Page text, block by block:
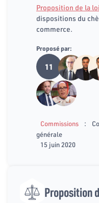
Proposition de la
dispositions du
commerce.
Proposé par:
11
Commissions :
générale
15 juin 2020
Proposition